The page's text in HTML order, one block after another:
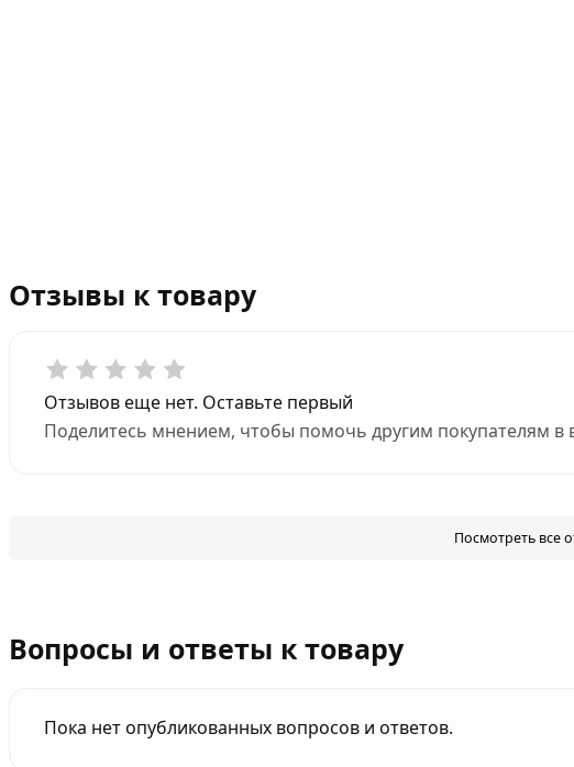
Отзывы к товару
Отзывов еще нет. Оставьте первый
Поделитесь мнением, чтобы помочь другим покупателям в
Посмотреть все
Вопросы и ответы к товару
Пока нет опубликованных вопросов и ответов.